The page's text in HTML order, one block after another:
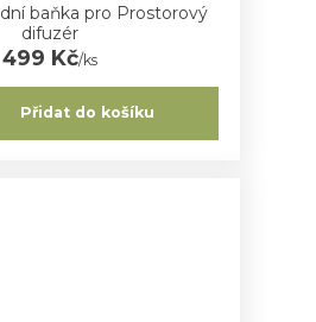
baňka pro Prostorový
difuzér
499 Kč/ks
Přidat do košíku